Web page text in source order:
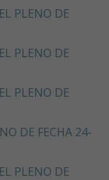
PLENO DE
PLENO DE
PLENO DE
DE FECHA 24-
PLENO DE